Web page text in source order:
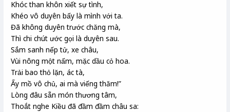
Khóc than khôn xiết sự tình,
Khéo vô duyênbấy là mình với ta.
Đãkhông duyên trướcchăng mà,
Thì chi chút ước gọi là duyên sau.
Sắm sanhnếp tử, xe châu,
Vùi nông mộtnấm, mặc dầu cỏ hoa.
Trải baothỏlặn, ác tà,
Ấy mồ vô chủ, ai mà viếng thăm!”
Lòng đâu sẵnmón thương tâm,
Thoắt nghe Kiều đã đầm đầmchâu sa: